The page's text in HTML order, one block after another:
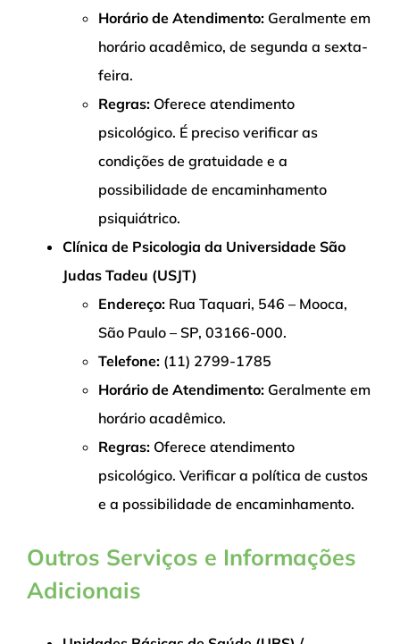
Horário de Atendimento: Geralmente em
horário acadêmico, de segunda a sexta-
feira.
Regras: Oferece atendimento
psicológico. É preciso verificar as
condições de gratuidade e a
possibilidade de encaminhamento
psiquiátrico.
Clínica de Psicologia da Universidade São
Judas Tadeu (USJT)
Endereço: Rua Taquari, 546 – Mooca,
São Paulo – SP, 03166-000.
Telefone: (11) 2799-1785
Horário de Atendimento: Geralmente em
horário acadêmico.
Regras: Oferece atendimento
psicológico. Verificar a política de custos
e a possibilidade de encaminhamento.
Outros Serviços e Informações
Adicionais